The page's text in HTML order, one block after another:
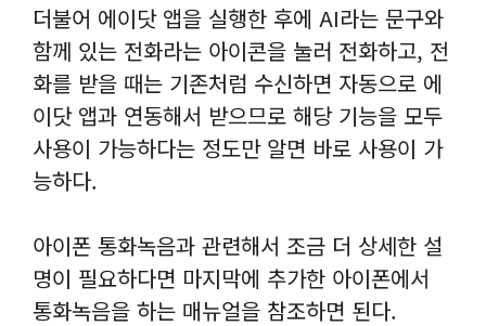
더불어 에이닷 앱을 실행한 후에 AI라는 문구와
함께 있는 전화라는 아이콘을 눌러 전화하고, 전
화를 받을 때는 기존처럼 수신하면 자동으로 에
이닷 앱과 연동해서 받으므로 해당 기능을 모두
사용이 가능하다는 정도만 알면 바로 사용이 가
능하다.
아이폰 통화녹음과 관련해서 조금 더 상세한 설
명이 필요하다면 마지막에 추가한 아이폰에서
통화녹음을 하는 매뉴얼을 참조하면 된다.